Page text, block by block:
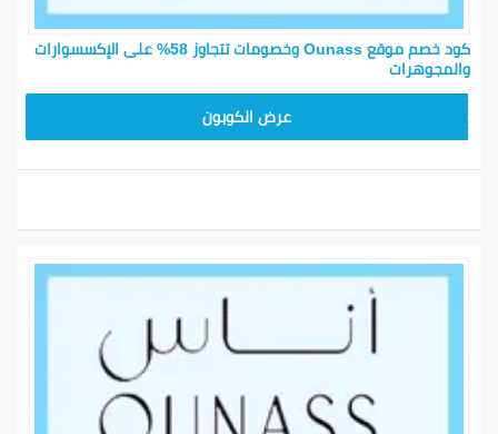
بورتريه ذاتي: تحقق من تصاميم الملابس العصرية وأحذية
الزفاف المتنوعة. تقدر تختار من الفساتين والتنانير بأسعار
رائعة.
كود خصم اناس الكويت
من أُناس، تجيب لك مجموعة متنوعة من الأزياء الراقية
بأسعار مناسبة.
غيّر أسلوب حياتك مع أوناس فاشون
تسوق مع أوناس هو اختيار ممتاز لمحبي الموضة. كل شيء
موضة ونمط حياة وراحة، ويوقد هذا المتجر عناصر فاخرة
توصل لبيتك. تجارب تسوق ممتعة وخفيفة على جيبك
بفضل كوبونات الخصم.
كود خصم موقع Ounass وخصومات تتجاوز 58% على الإكسسوارات
والمجوهرات
عرض الكوبون